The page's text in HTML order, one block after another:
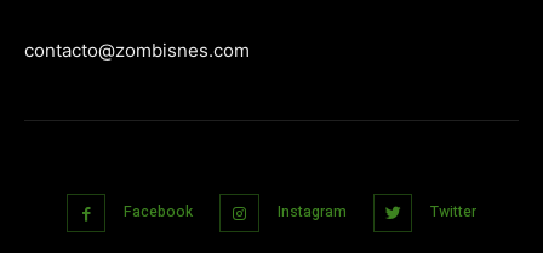
contacto@zombisnes.com
Facebook Instagram Twitter